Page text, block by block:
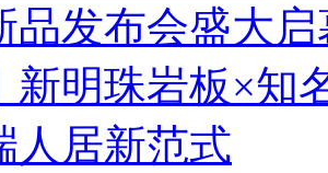
品发布会盛大启
新明珠岩板×知
人居新范式